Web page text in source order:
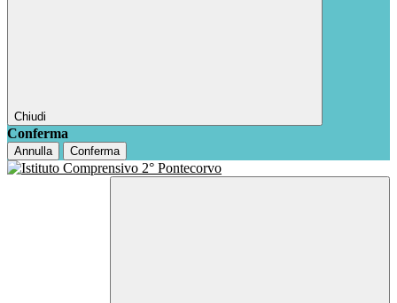
Chiudi
Conferma
Annulla Conferma